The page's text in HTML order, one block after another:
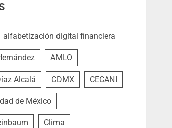
alfabetización digital financiera
AMLO
Alcalá CDMX CECANI
de México
Clima